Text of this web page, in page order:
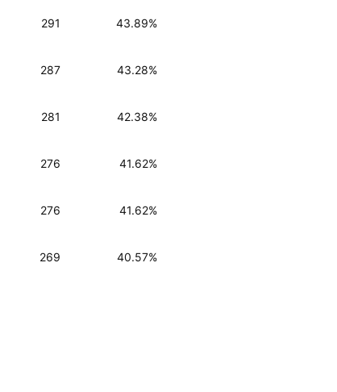
291 43.89%
287 43.28%
281 42.38%
276 41.62%
276 41.62%
269 40.57%